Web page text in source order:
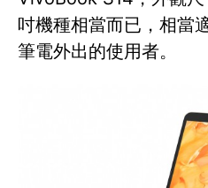
吋機種相當而已，相當
筆電外出的使用者。